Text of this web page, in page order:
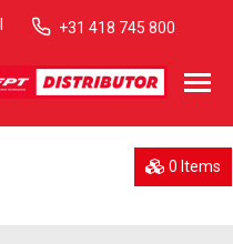
+31 418 745 800
0 Items